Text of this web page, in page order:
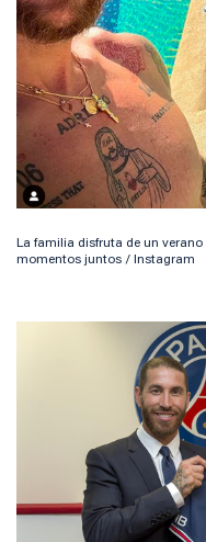
La familia disfruta de un
momentos juntos / Instagram